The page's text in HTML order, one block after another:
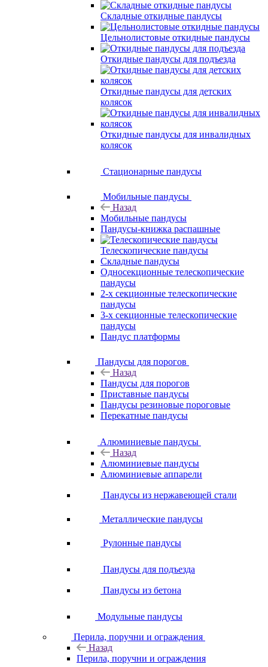
Складные откидные пандусы
Цельнолистовые откидные пандусы
Откидные пандусы для подъезда
Откидные пандусы для детских
колясок
Откидные пандусы для инвалидных
колясок
Стационарные пандусы
Мобильные пандусы
Назад
Мобильные пандусы
Пандусы-книжка распашные
Телескопические пандусы
Складные пандусы
Односекционные телескопические
пандусы
2-х секционные телескопические
пандусы
3-х секционные телескопические
пандусы
Пандус платформы
Пандусы для порогов
Назад
Пандусы для порогов
Приставные пандусы
Пандусы резиновые пороговые
Перекатные пандусы
Алюминиевые пандусы
Назад
Алюминиевые пандусы
Алюминиевые аппарели
Пандусы из нержавеющей стали
Металлические пандусы
Рулонные пандусы
Пандусы для подъезда
Пандусы из бетона
Модульные пандусы
Перила, поручни и ограждения
Назад
Перила, поручни и ограждения